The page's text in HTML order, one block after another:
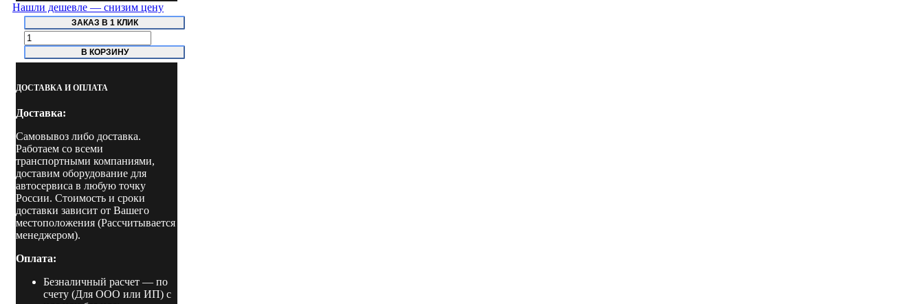
Нашли дешевле — снизим цену
ЗАКАЗ В 1 КЛИК
Количество
товара
NO5020
Установка
для
густой
смазки
с
баком
20
л
В КОРЗИНУ
ДОСТАВКА И ОПЛАТА
Доставка:
Самовывоз либо доставка.
Работаем со всеми
транспортными компаниями,
доставим оборудование для
автосервиса в любую точку
России. Стоимость и сроки
доставки зависит от Вашего
местоположения (Рассчитывается
менеджером).
Оплата:
Безналичный расчет — по
счету (Для ООО или ИП) с